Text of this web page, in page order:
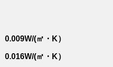
(㎡・K）
(㎡・K）